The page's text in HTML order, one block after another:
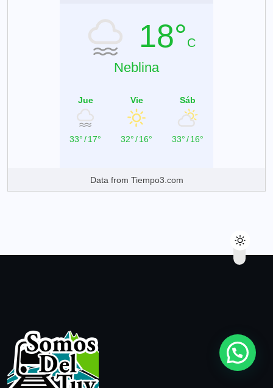
18°C
Neblina
Jue
33°/17°
Vie
32°/16°
Sáb
33°/16°
Data from Tiempo3.com